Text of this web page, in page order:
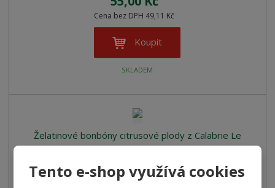
Tento e-shop využívá cookies
Cena bez DPH 49,11 Kč
Koupit
SKLADEM
Želatinové bonbóny citrusové plody z Calabrie Le
Želatinové bonbony s pravou ovocnou šťávou (20%) Bez